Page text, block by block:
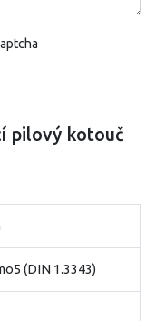
pilový kotouč
(DIN 1.3343)